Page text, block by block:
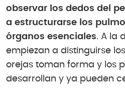
observar los dedos del
a estructurarse los
órganos esenciales. A la
empiezan a distinguirse
orejas toman forma y los
desarrollan y ya pueden